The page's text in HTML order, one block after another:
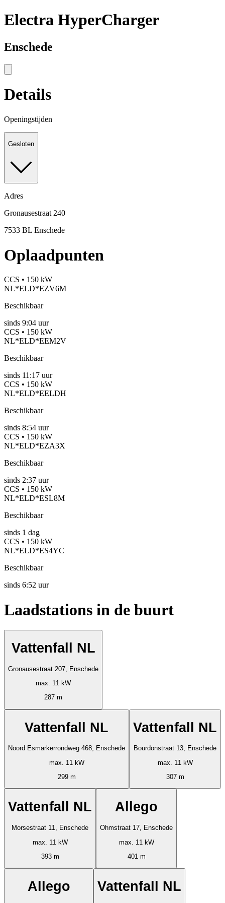
Electra HyperCharger
Enschede
Details
Openingstijden
Gesloten
Adres
Gronausestraat 240
7533 BL Enschede
Oplaadpunten
CCS • 150 kW
NL*ELD*EZV6M
Beschikbaar
sinds 9:04 uur
CCS • 150 kW
NL*ELD*EEM2V
Beschikbaar
sinds 11:17 uur
CCS • 150 kW
NL*ELD*EELDH
Beschikbaar
sinds 8:54 uur
CCS • 150 kW
NL*ELD*EZA3X
Beschikbaar
sinds 2:37 uur
CCS • 150 kW
NL*ELD*ESL8M
Beschikbaar
sinds 1 dag
CCS • 150 kW
NL*ELD*ES4YC
Beschikbaar
sinds 6:52 uur
Laadstations in de buurt
Vattenfall NL
Gronausestraat 207, Enschede
max. 11 kW
287 m
Vattenfall NL
Noord Esmarkerrondweg 468, Enschede
max. 11 kW
299 m
Vattenfall NL
Bourdonstraat 13, Enschede
max. 11 kW
307 m
Vattenfall NL
Morsestraat 11, Enschede
max. 11 kW
393 m
Allego
Ohmstraat 17, Enschede
max. 11 kW
401 m
Allego Vattenfall NL